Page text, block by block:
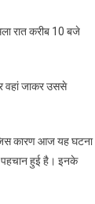
रात करीब 10 बजे
वहां जाकर उससे
कारण आज यह घटना
पहचान हुई है। इनके